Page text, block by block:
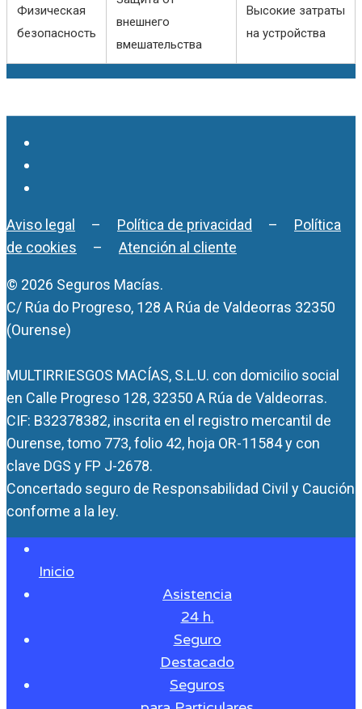
Физическая
безопасность
внешнего
вмешательства
Высокие затраты
на устройства
Aviso legal – Política de privacidad – Política
de cookies – Atención al cliente
© 2026 Seguros Macías.
C/ Rúa do Progreso, 128 A Rúa de Valdeorras 32350
(Ourense)
MULTIRRIESGOS MACÍAS, S.L.U. con domicilio social
en Calle Progreso 128, 32350 A Rúa de Valdeorras.
CIF: B32378382, inscrita en el registro mercantil de
Ourense, tomo 773, folio 42, hoja OR-11584 y con
clave DGS y FP J-2678.
Concertado seguro de Responsabilidad Civil y Caución
conforme a la ley.
Inicio
Asistencia
24 h.
Seguro
Destacado
Seguros